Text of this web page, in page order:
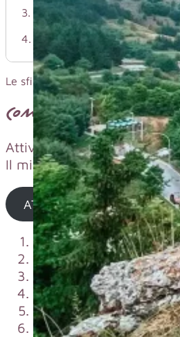
Codice sconto AMICI – 25%
Codice sconto Heymondo
Le sfighe sono sempre dietro
Come attivare il
Attivare il codice sconto
Il mio codice sconto è
ATTIVA SCONTO
Clicca su “attiva
Verrai indirizzato sul
Compila le
Clicca su “Calcola
Ricevi ilpreventivoin
Completacon il